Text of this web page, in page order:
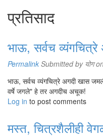
प्रतिसाद
भाऊ, सर्वच व्यंगचित्रे
Permalink Submitted by योग
भाऊ, सर्वच व्यंगचित्रे अगदी खास
वर्षे जगले" हे तर अगदीच अचूक!
Log in to post comments
मस्त, चित्रशैलीही